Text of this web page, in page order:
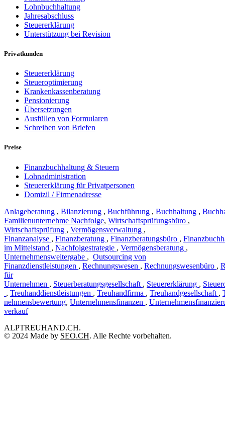
Lohnbuchhaltung
Jahresabschluss
Steuererklärung
Unterstützung bei Revision
Privatkunden
Steuererklärung
Steueroptimierung
Krankenkassenberatung
Pensionierung
Übersetzungen
Ausfüllen von Formularen
Schreiben von Briefen
Preise
Finanzbuchhaltung & Steuern
Lohnadministration
Steuererklärung für Privatpersonen
Domizil / Firmenadresse
Anlageberatung , Bilanzierung , Buchführung , Buchhaltung ,
Familienunternehme Nachfolge, Wirtschaftsprüfungsbüro ,
Wirtschaftsprüfung , Vermögensverwaltung ,
Finanzanalyse , Finanzberatung , Finanzberatungsbüro ,
im Mittelstand , Nachfolgestrategie , Vermögensberatung ,
Unternehmensweitergabe , Outsourcing von
Finanzdienstleistungen , Rechnungswesen , Rechnungswesenbüro ,
für
Unternehmen , Steuerberatungsgesellschaft , Steuererklärung ,
, Treuhanddienstleistungen , Treuhandfirma , Treuhandgesellschaft ,
nehmensbewertung, Unternehmensfinanzen ,
verkauf
ALPTREUHAND.CH.
© 2024 Made by SEO.CH. Alle Rechte vorbehalten.